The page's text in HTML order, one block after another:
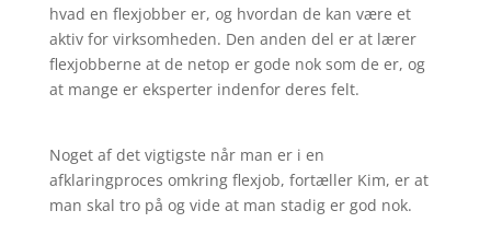
hvad en flexjobber er, og hvordan de kan være et
aktiv for virksomheden. Den anden del er at lærer
flexjobberne at de netop er gode nok som de er, og
at mange er eksperter indenfor deres felt.
Noget af det vigtigste når man er i en
afklaringproces omkring flexjob, fortæller Kim, er at
man skal tro på og vide at man stadig er god nok.